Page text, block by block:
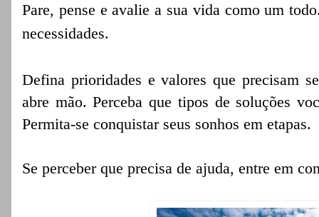
Pare, pense e avalie a sua vida como um
necessidades.
Defina prioridades e valores que precisam
abre mão. Perceba que tipos de soluções
Permita-se conquistar seus sonhos em etapas.
Se perceber que precisa de ajuda, entre em